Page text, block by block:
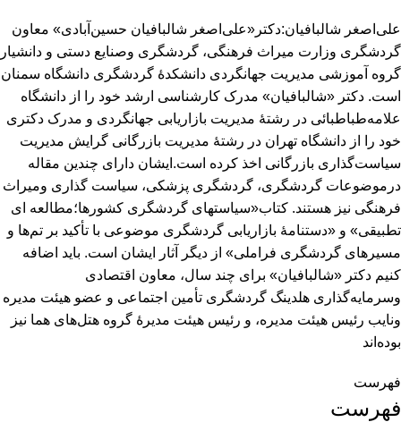
علی‌اصغر شالبافیان:دکتر«علی‌اصغر شالبافیان حسین‌آبادی» معاون
گردشگری وزارت میراث ‌فرهنگی، گردشگری وصنایع ‌دستی و دانشیار
گروه آموزشی مدیریت جهانگردی دانشکدۀ گردشگری دانشگاه سمنان
است. دکتر «شالبافیان» مدرک کارشناسی ارشد خود را از دانشگاه
علامه‌طباطبائی در رشتۀ مدیریت بازاریابی جهانگردی و مدرک دکتری
خود را از دانشگاه تهران در رشتۀ مدیریت بازرگانی گرایش مدیریت
سیاست‌گذاری بازرگانی اخذ کرده است.ایشان دارای چندین مقاله
درموضوعات گردشگری، گردشگری پزشکی، سیاست گذاری ومیراث
فرهنگی نیز هستند. کتاب«سیاستهای گردشگری کشورها؛مطالعه ای
تطبیقی» و «دستنامۀ بازاریابی گردشگری موضوعی با تأکید بر تم‌ها و
مسیرهای گردشگری فراملی» از دیگر آثار ایشان است. باید اضافه
کنیم دکتر «شالبافیان» برای چند سال، معاون اقتصادی
وسرمایه‌گذاری هلدینگ گردشگری تأمین اجتماعی و عضو هیئت ‌مدیره
ونایب ‌رئیس هیئت‌ مدیره، و رئیس هیئت ‌مدیرۀ گروه هتل‌های هما نیز
بوده‌اند
فهرست
فهرست